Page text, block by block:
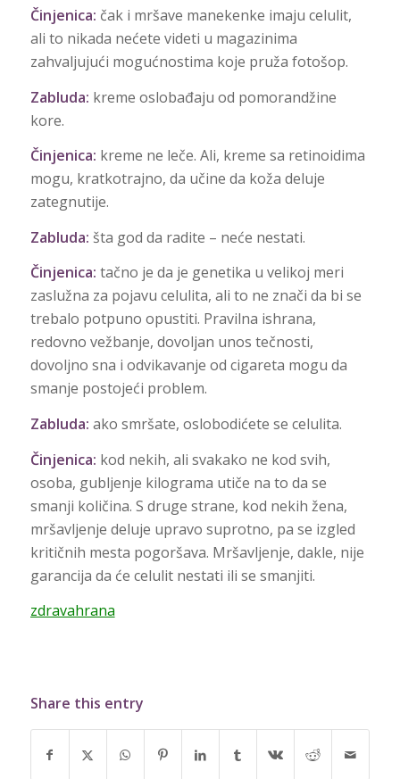
Činjenica: čak i mršave manekenke imaju celulit,
ali to nikada nećete videti u magazinima
zahvaljujući mogućnostima koje pruža fotošop.
Zabluda: kreme oslobađaju od pomorandžine
kore.
Činjenica: kreme ne leče. Ali, kreme sa retinoidima
mogu, kratkotrajno, da učine da koža deluje
zategnutije.
Zabluda: šta god da radite – neće nestati.
Činjenica: tačno je da je genetika u velikoj meri
zaslužna za pojavu celulita, ali to ne znači da bi se
trebalo potpuno opustiti. Pravilna ishrana,
redovno vežbanje, dovoljan unos tečnosti,
dovoljno sna i odvikavanje od cigareta mogu da
smanje postojeći problem.
Zabluda: ako smršate, oslobodićete se celulita.
Činjenica: kod nekih, ali svakako ne kod svih,
osoba, gubljenje kilograma utiče na to da se
smanji količina. S druge strane, kod nekih žena,
mršavljenje deluje upravo suprotno, pa se izgled
kritičnih mesta pogoršava. Mršavljenje, dakle, nije
garancija da će celulit nestati ili se smanjiti.
zdravahrana
Share this entry